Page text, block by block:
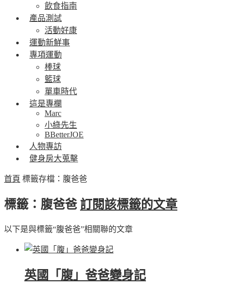
飲食指南
產品測試
活動好康
運動新鮮事
專項運動
棒球
籃球
單車時代
這是專欄
Marc
小綠先生
BBetterJOE
人物專訪
健身房大蒐擊
首頁 標籤存檔：腹爸爸
標籤：腹爸爸 訂閱該標籤的文章
以下是與標籤“腹爸爸”相關聯的文章
英國「腹」爸爸變身記